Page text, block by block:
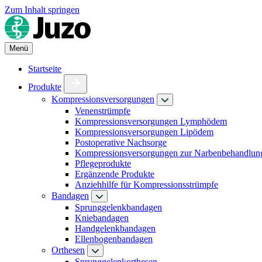
Zum Inhalt springen
Menü
Startseite
Produkte
Kompressionsversorgungen
Venenstrümpfe
Kompressionsversorgungen Lymphödem
Kompressionsversorgungen Lipödem
Postoperative Nachsorge
Kompressionsversorgungen zur
Pflegeprodukte
Ergänzende Produkte
Anziehhilfe für Kompressionsstrümpfe
Bandagen
Sprunggelenkbandagen
Kniebandagen
Handgelenkbandagen
Ellenbogenbandagen
Orthesen